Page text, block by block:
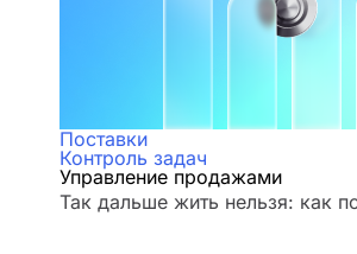
Поставки
Контроль задач
Управление продажами
Так дальше жить нельзя: как